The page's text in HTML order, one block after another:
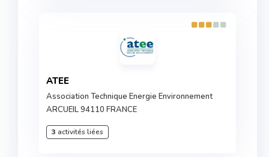
ATEE
Association Technique Energie Environnement
ARCUEIL 94110 FRANCE
3 activités liées